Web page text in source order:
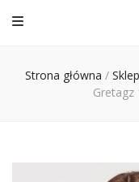
Strona główna / Sklep
Gretagz